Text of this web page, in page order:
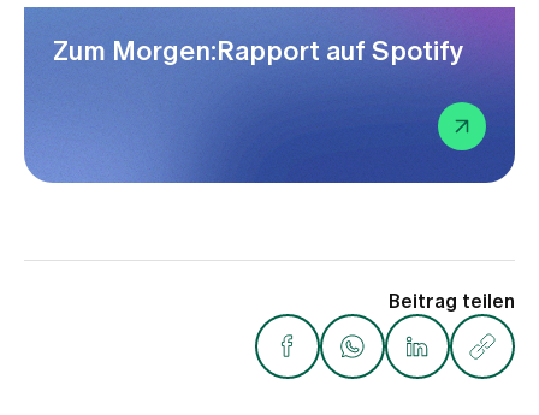
Zum Morgen:Rapport auf Spotify
Beitrag teilen